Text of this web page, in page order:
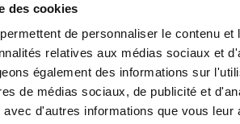
des cookies
de personnaliser le contenu et
relatives aux médias sociaux et
également des informations sur
de médias sociaux, de publicité et
d'autres informations que vous leur